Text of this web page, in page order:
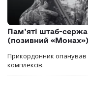
Пам’яті штаб-
(позивний «Монах»)
Прикордонник опанував
комплексів.